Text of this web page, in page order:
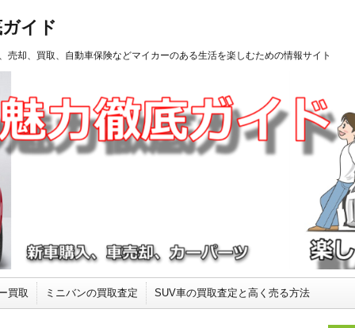
イド
売却、買取、自動車保険などマイカーのある生活を楽しむための情報サイト
買取 ミニバンの買取査定 SUV車の買取査定と高く売る方法